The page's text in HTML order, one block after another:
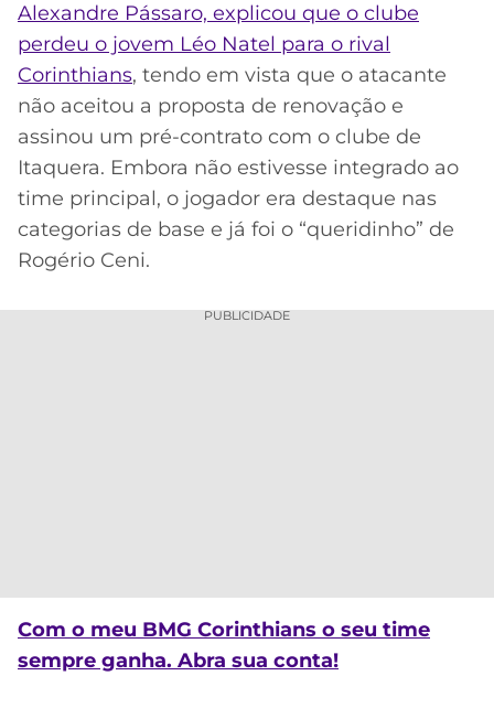
CÓDIGO
DE
INDICAÇÃO
BET365
CÓDIGO
BETANO
MELHORES
DE
CORINTHIANS
SÃO
SANTOS
FLUMINENSE
MG
LIBERTADORES
DO
BRASIL
PREMIER
LEAGUE
COPA
MERCADO
DA
BOLA
PALPITES
Alexandre Pássaro, explicou que o clube
perdeu o jovem Léo Natel para o rival
Corinthians, tendo em vista que o atacante
não aceitou a proposta de renovação e
assinou um pré-contrato com o clube de
Itaquera. Embora não estivesse integrado ao
time principal, o jogador era destaque nas
categorias de base e já foi o “queridinho” de
Rogério Ceni.
PUBLICIDADE
Com o meu BMG Corinthians o seu time
sempre ganha. Abra sua conta!